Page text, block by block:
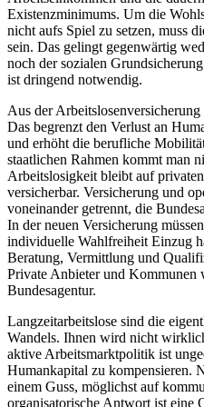
Existenzminimums. Um die
nicht aufs Spiel zu setzen, muss
sein. Das gelingt gegenwärtig
noch der sozialen
ist dringend notwendig.
Aus der
Das begrenzt den Verlust an
und erhöht die berufliche
staatlichen Rahmen kommt man
Arbeitslosigkeit bleibt auf
versicherbar. Versicherung und
voneinander getrennt, die
In der neuen Versicherung
individuelle Wahlfreiheit Einzug
Beratung, Vermittlung und
Private Anbieter und Kommunen
Bundesagentur.
Langzeitarbeitslose sind die
Wandels. Ihnen wird nicht
aktive Arbeitsmarktpolitik ist
Humankapital zu kompensieren.
einem Guss, möglichst auf
organisatorische Antwort ist eine